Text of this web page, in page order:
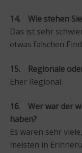
14. Wie stehen
Das ist sehr
etwas falschen
15. Regionale
Eher Regional.
16. Wer war der
haben?
Es waren sehr
meisten in